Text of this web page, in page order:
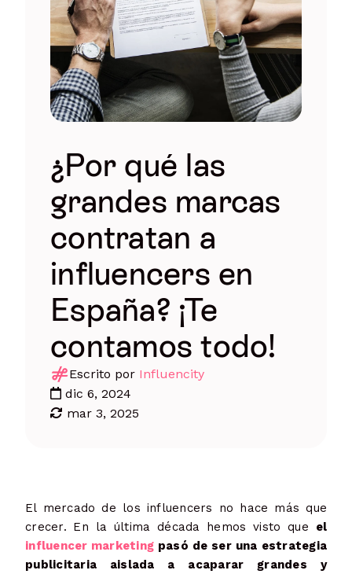
¿Por qué las
grandes marcas
contratan a
influencers en
España? ¡Te
contamos todo!
Escrito por Influencity
dic 6, 2024
mar 3, 2025
El mercado de los influencers no hace más que
crecer. En la última década hemos visto que el
influencer marketing pasó de ser una estrategia
publicitaria aislada a acaparar grandes y